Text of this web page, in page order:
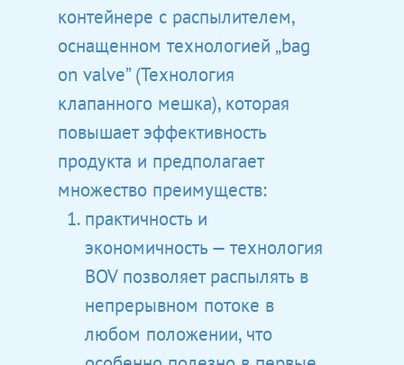
контейнере с распылителем,
оснащенном технологией „bag
on valve” (Технология
клапанного мешка), которая
повышает эффективность
продукта и предполагает
множество преимуществ:
практичность и
экономичность — технология
BOV позволяет распылять в
непрерывном потоке в
любом положении, что
NBL Probiotic
NBL Probiotic ATP
NBL Immuno Formula
NBL Glucosamine &
NBL Glucosamine &
Chondroitin ULTRA
NBL Fish Oil Jr.
NBL Solemar
Преимущества
NBL Glucosamine &
NBL Glucosamine &
MSM
Актуальность
Наши Дни
О Нас
Где Купить
Контакты